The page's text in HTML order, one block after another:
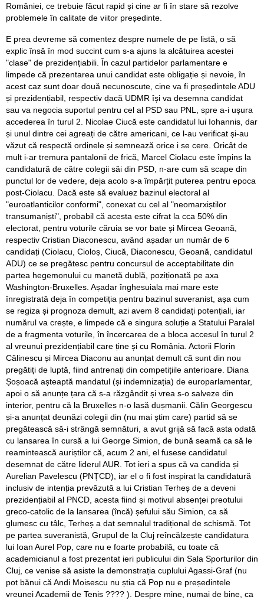
României, ce trebuie făcut rapid și cine ar fi în stare să rezolve
problemele în calitate de viitor președinte.
E prea devreme să comentez despre numele de pe listă, o să
explic însă în mod succint cum s-a ajuns la alcătuirea acestei
"clase" de prezidențiabili. În cazul partidelor parlamentare e
limpede că prezentarea unui candidat este obligație și nevoie, în
acest caz sunt doar două necunoscute, cine va fi președintele ADU
și prezidențiabil, respectiv dacă UDMR își va desemna candidat
sau va negocia suportul pentru cel al PSD sau PNL, spre a-i ușura
accederea în turul 2. Nicolae Ciucă este candidatul lui Iohannis, dar
și unul dintre cei agreați de către americani, ce l-au verificat și-au
văzut că respectă ordinele și semnează orice i se cere. Oricât de
mult i-ar tremura pantalonii de frică, Marcel Ciolacu este împins la
candidatură de către colegii săi din PSD, n-are cum să scape din
punctul lor de vedere, deja acolo s-a împărțit puterea pentru epoca
post-Ciolacu. Dacă este să evaluez bazinul electoral al
"euroatlanticilor conformi", conexat cu cel al "neomarxiștilor
transumaniști", probabil că acesta este cifrat la cca 50% din
electorat, pentru voturile căruia se vor bate și Mircea Geoană,
respectiv Cristian Diaconescu, având așadar un număr de 6
candidați (Ciolacu, Cioloș, Ciucă, Diaconescu, Geoană, candidatul
ADU) ce se pregătesc pentru concursul de acceptabilitate din
partea hegemonului cu manetă dublă, poziționată pe axa
Washington-Bruxelles. Așadar înghesuiala mai mare este
înregistrată deja în competiția pentru bazinul suveranist, așa cum
se regiza și prognoza demult, azi avem 8 candidați potențiali, iar
numărul va crește, e limpede că e singura soluție a Statului Paralel
de a fragmenta voturile, în încercarea de a bloca accesul în turul 2
al vreunui prezidențiabil care ține și cu România. Actorii Florin
Călinescu și Mircea Diaconu au anunțat demult că sunt din nou
pregătiți de luptă, fiind antrenați din competițiile anterioare. Diana
Șoșoacă așteaptă mandatul (și indemnizația) de europarlamentar,
apoi o să anunțe țara că s-a răzgândit și vrea s-o salveze din
interior, pentru că la Bruxelles n-o lasă dușmanii. Călin Georgescu
și-a anunțat deunăzi colegii din (nu mai știm care) partid să se
pregătească să-i strângă semnături, a avut grijă să facă asta odată
cu lansarea în cursă a lui George Simion, de bună seamă ca să le
reamintească auriștilor că, acum 2 ani, el fusese candidatul
desemnat de către liderul AUR. Tot ieri a spus că va candida și
Aurelian Pavelescu (PNȚCD), iar el o fi fost inspirat la candidatură
inclusiv de intenția prevăzută a lui Cristian Terheș de a deveni
prezidențiabil al PNCD, acesta fiind și motivul absenței preotului
greco-catolic de la lansarea (încă) șefului său Simion, ca să
glumesc cu tâlc, Terheș a dat semnalul tradițional de schismă. Tot
pe partea suveranistă, Grupul de la Cluj reîncălzește candidatura
lui Ioan Aurel Pop, care nu e foarte probabilă, cu toate că
academicianul a fost prezentat ieri publicului din Sala Sporturilor din
Cluj, ce venise să asiste la demonstrația cuplului Agassi-Graf (nu
pot bănui că Andi Moisescu nu știa că Pop nu e președintele
vreunei Academii de Tenis ???? ). Despre mine, numai de bine, ca